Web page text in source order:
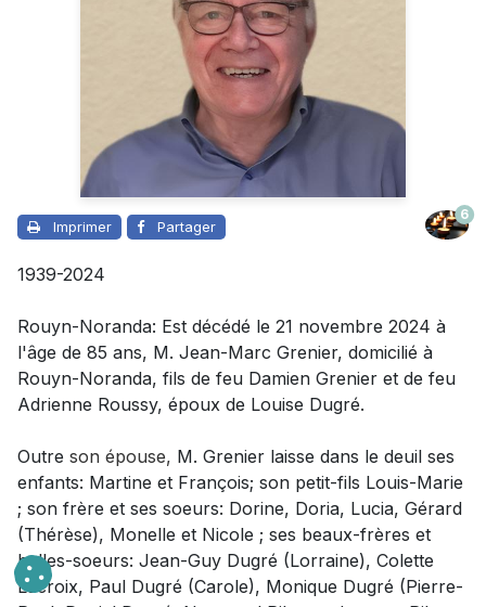
Imprimer Partager
6
1939-2024
Rouyn-Noranda: Est décédé le 21 novembre 2024 à
l'âge de 85 ans, M. Jean-Marc Grenier, domicilié à
Rouyn-Noranda, fils de feu Damien Grenier et de feu
Adrienne Roussy, époux de Louise Dugré.
Outre son épouse, M. Grenier laisse dans le deuil ses
enfants: Martine et François; son petit-fils Louis-Marie
; son frère et ses soeurs: Dorine, Doria, Lucia, Gérard
(Thérèse), Monelle et Nicole ; ses beaux-frères et
belles-soeurs: Jean-Guy Dugré (Lorraine), Colette
Lacroix, Paul Dugré (Carole), Monique Dugré (Pierre-